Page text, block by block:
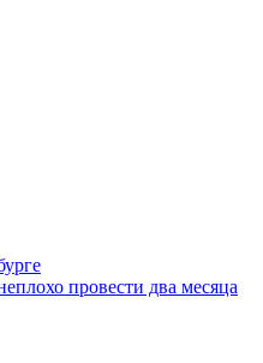
провести два месяца